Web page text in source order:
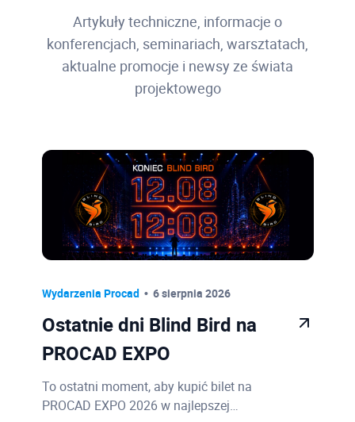
Artykuły techniczne, informacje o
konferencjach, seminariach, warsztatach,
aktualne promocje i newsy ze świata
projektowego
Wydarzenia Procad 6 sierpnia 2026
Ostatnie dni Blind Bird na
PROCAD EXPO
To ostatni moment, aby kupić bilet na
PROCAD EXPO 2026 w najlepszej…